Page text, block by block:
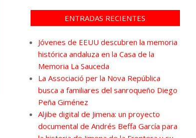
ENTRADAS RECIENTES
Jóvenes de EEUU descubren la memoria
histórica andaluza en la Casa de la
Memoria La Sauceda
La Associació per la Nova República
busca a familiares del sanroqueño Diego
Peña Giménez
Aljibe digital de Jimena: un proyecto
documental de Andrés Beffa García para